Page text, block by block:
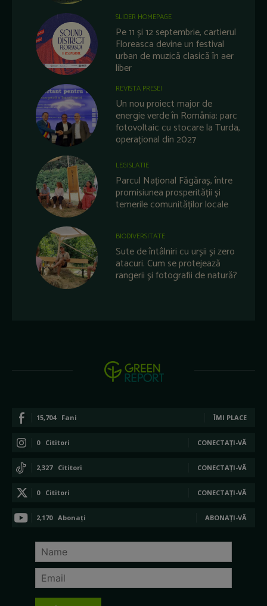
SLIDER HOMEPAGE
Pe 11 și 12 septembrie, cartierul
Floreasca devine un festival
urban de muzică clasică în aer
liber
REVISTA PRESEI
Un nou proiect major de
energie verde în România: parc
fotovoltaic cu stocare la Turda,
operațional din 2027
LEGISLATIE
Parcul Național Făgăraș, între
promisiunea prosperității și
temerile comunităților locale
BIODIVERSITATE
Sute de întâlniri cu urșii și zero
atacuri. Cum se protejează
rangerii și fotografii de natură?
15,704 Fani ÎMI PLACE
0 Cititori CONECTAȚI-VĂ
2,327 Cititori CONECTAȚI-VĂ
0 Cititori CONECTAȚI-VĂ
2,170 Abonați ABONAȚI-VĂ